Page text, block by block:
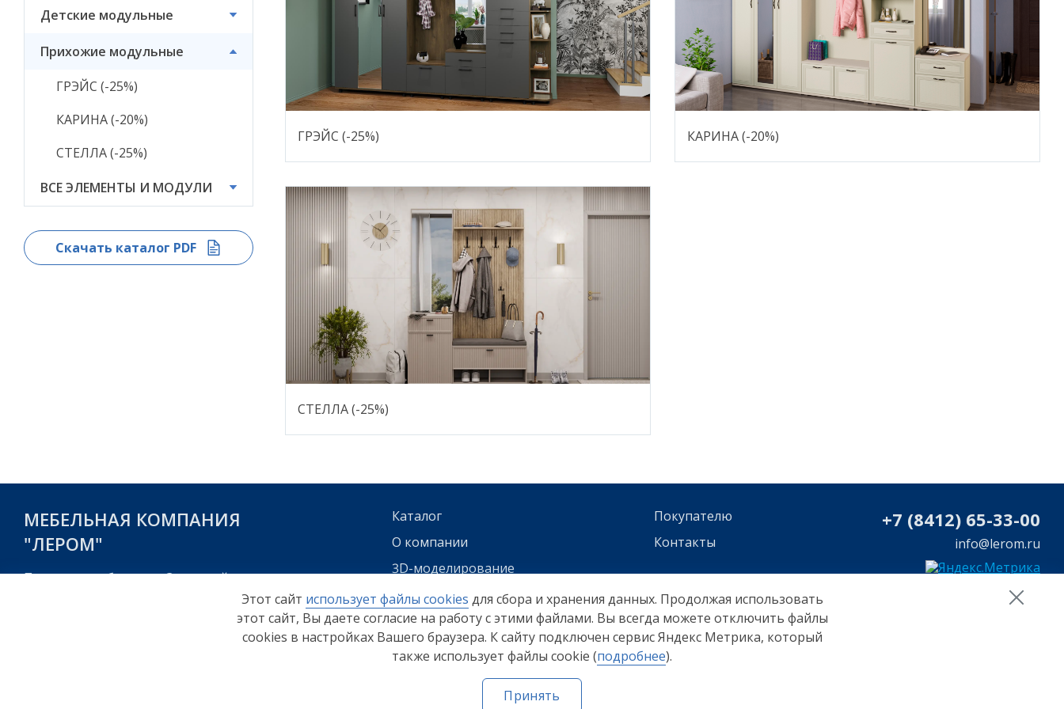
ВСЕ ЭЛЕМЕНТЫ И
МОДУЛИ
Детские модульные
Прихожие модульные
ГРЭЙС (-25%)
КАРИНА (-20%)
СТЕЛЛА (-25%)
ВСЕ ЭЛЕМЕНТЫ И МОДУЛИ
Скачать каталог PDF
ГРЭЙС (-25%) КАРИНА (-20%)
СТЕЛЛА (-25%)
МЕБЕЛЬНАЯ КОМПАНИЯ
"ЛЕРОМ"
Пензенская область, г. Заречный,
Каталог
О компании
3D-моделирование
Покупателю
Контакты
+7 (8412) 65-33-00
info@lerom.ru
Согласие на обработку персональных данных Политика конфиденциальности Согласие на обработку персональных данных Яндекс Метрика
Этот сайт использует файлы cookies для сбора и хранения данных. Продолжая использовать
этот сайт, Вы даете согласие на работу с этими файлами. Вы всегда можете отключить файлы
cookies в настройках Вашего браузера. К сайту подключен сервис Яндекс Метрика, который
также использует файлы cookie (подробнее).
Принять